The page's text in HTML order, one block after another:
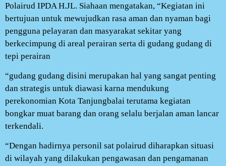
Polairud IPDA H.JL. Siahaan mengatakan, “Kegiatan ini
bertujuan untuk mewujudkan rasa aman dan nyaman bagi
pengguna pelayaran dan masyarakat sekitar yang
berkecimpung di areal perairan serta di gudang gudang di
tepi perairan
“gudang gudang disini merupakan hal yang sangat penting
dan strategis untuk diawasi karna mendukung
perekonomian Kota Tanjungbalai terutama kegiatan
bongkar muat barang dan orang selalu berjalan aman lancar
terkendali.
“Dengan hadirnya personil sat polairud diharapkan situasi
di wilayah yang dilakukan pengawasan dan pengamanan